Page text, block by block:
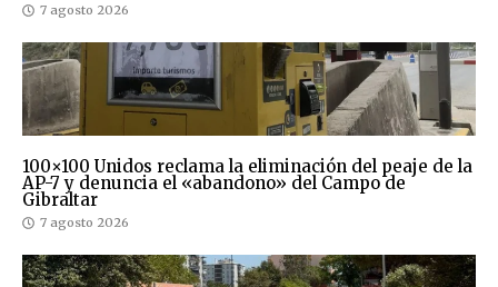
7 agosto 2026
100×100 Unidos reclama la eliminación del peaje de la
AP-7 y denuncia el «abandono» del Campo de
Gibraltar
7 agosto 2026